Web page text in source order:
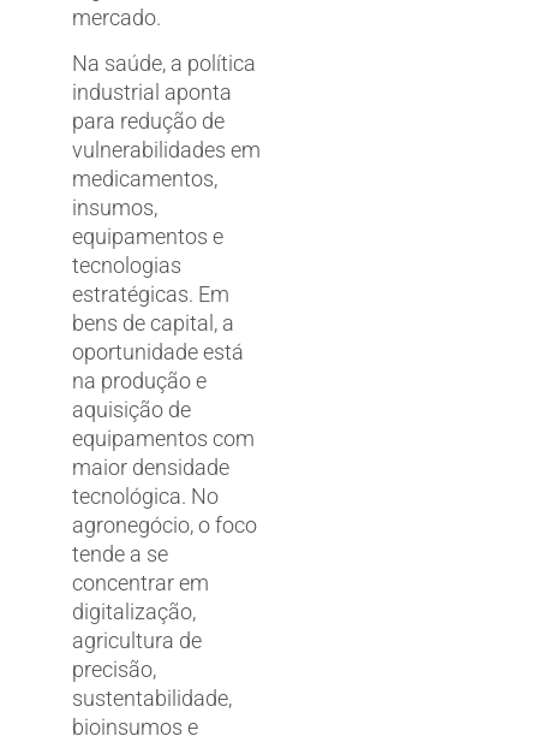
mercado.
Na saúde, a política
industrial aponta
para redução de
vulnerabilidades em
medicamentos,
insumos,
equipamentos e
tecnologias
estratégicas. Em
bens de capital, a
oportunidade está
na produção e
aquisição de
equipamentos com
maior densidade
tecnológica. No
agronegócio, o foco
tende a se
concentrar em
digitalização,
agricultura de
precisão,
sustentabilidade,
bioinsumos e